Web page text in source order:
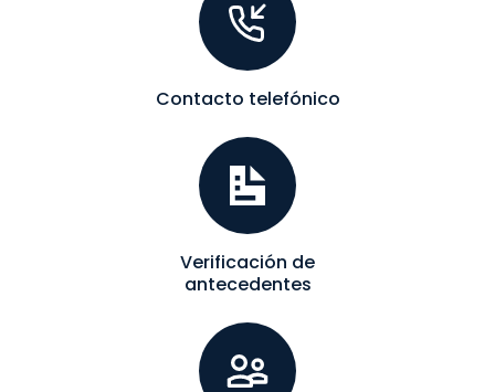
Contacto telefónico
Verificación de
antecedentes